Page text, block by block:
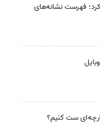
فهرست نشانه‌های
ست کنیم؟